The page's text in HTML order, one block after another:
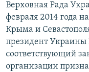
Верховная Рада
февраля 2014 года
Крыма и
президент
соответствующий
организации